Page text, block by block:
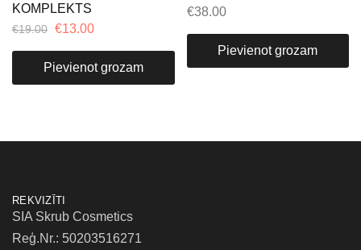
KOMPLEKTS
€19.00 €13.00
Pievienot grozam
€38.00
Pievienot grozam
REKVIZĪTI
SIA Skrub Cosmetics
Reģ.Nr.: 50203516271